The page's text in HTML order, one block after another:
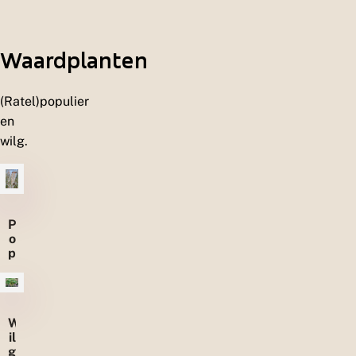
Waardplanten
(Ratel)populier
en
wilg.
P
o
p
li
e
W
il
g